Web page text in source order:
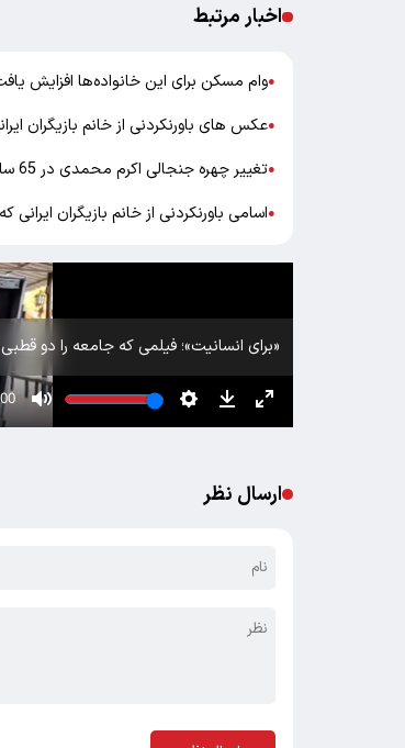
اخبار مرتبط
●وام مسکن برای این خانواده‌ها افزایش
●عکس های باورنکردنی از خانم بازیگران
●تغییر چهره جنجالی اکرم محمدی در 65 سالگی / از دخترش هم زیباتر است !
●اسامی باورنکردنی از خانم بازیگران
«برای انسانیت»؛ فیلمی که جامعه را دو
ارسال نظر